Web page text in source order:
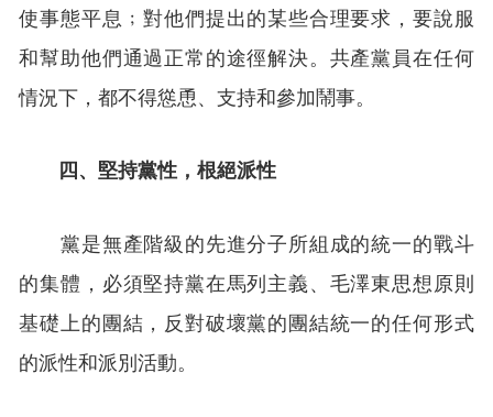
使事態平息﹔對他們提出的某些合理要求，要說服
和幫助他們通過正常的途徑解決。共產黨員在任何
情況下，都不得慫恿、支持和參加鬧事。
四、堅持黨性，根絕派性
黨是無產階級的先進分子所組成的統一的戰斗
的集體，必須堅持黨在馬列主義、毛澤東思想原則
基礎上的團結，反對破壞黨的團結統一的任何形式
的派性和派別活動。